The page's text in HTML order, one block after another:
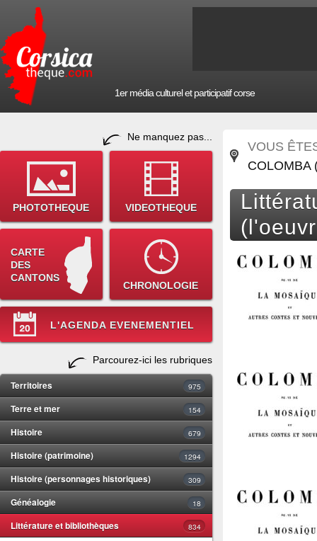
1er média culturel et participatif corse
Ne manquez pas...
PHOTOTHEQUE VIDEOTHEQUE
CARTE
DES
CANTONS
CHRONOLOGIE
L'AGENDA EVENEMENTIEL
Parcourez-ici les rubriques
Territoires 975
Terre et mer 154
Histoire 679
Histoire (patrimoine) 1294
Histoire (personnages historiques) 309
Généalogie 18
Littérature et bibliothèques 834
VOUS
COLOMBA